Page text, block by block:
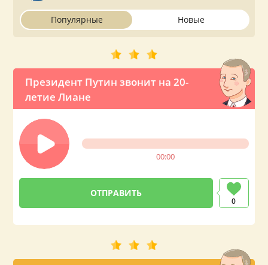
и звонок от президента поступит на телефон вашей
близкой или знакомой Лиане.
Популярные Новые
Президент Путин звонит на 20-
летие Лиане
00:00
0